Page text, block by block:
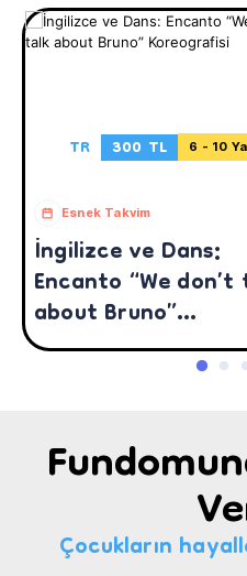
TR 300 TL 6 - 10
Esnek Takvim
İngilizce ve Dans:
Encanto “We
about Bruno”
Koreografisi
Çocukların